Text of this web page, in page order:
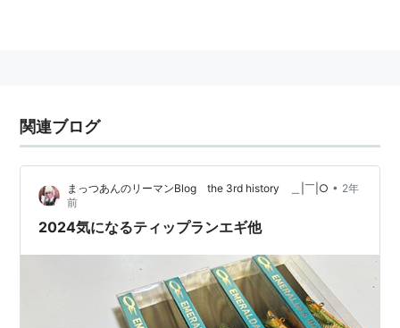
関連ブログ
まっつあんのリーマンBlog the 3rd history ＿|￣|○ • 2年
前
2024気になるティップランエギ他